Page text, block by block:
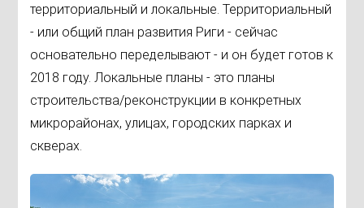
территориальный и локальные. Территориальный
- или общий план развития Риги - сейчас
основательно переделывают - и он будет готов к
2018 году. Локальные планы - это планы
строительства/реконструкции в конкретных
микрорайонах, улицах, городских парках и
скверах.